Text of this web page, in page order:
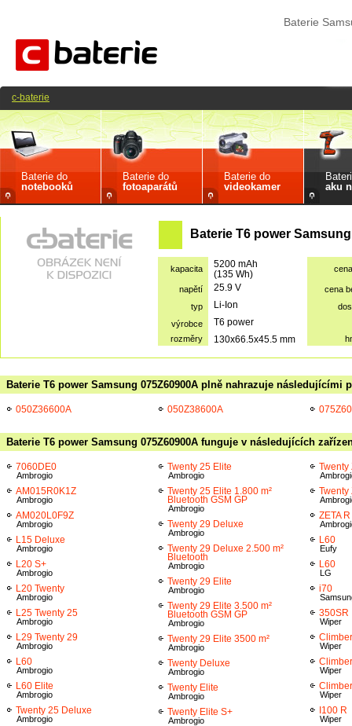
Baterie
Baterie do
notebooků
Baterie do
fotoaparátů
Baterie do
videokamer
aku
Baterie T6 power
kapacita
5200 mAh
(135 Wh)
napětí 25.9 V
cena
typ
Li-Ion
výrobce
T6 power
rozměry 130x66.5x45.5 mm
Baterie T6 power Samsung 075Z60900A plně nahrazuje následujícími
050Z36600A 050Z38600A
Baterie T6 power Samsung 075Z60900A funguje v následujících
7060DE0
Ambrogio
AM015R0K1Z
Ambrogio
AM020L0F9Z
Ambrogio
L15 Deluxe
Ambrogio
L20 S+
Ambrogio
L20 Twenty
Ambrogio
L25 Twenty 25
Ambrogio
L29 Twenty 29
Ambrogio
L60
Ambrogio
L60 Elite
Ambrogio
Twenty 25 Deluxe
Ambrogio
Twenty 25 Elite
Ambrogio
Twenty 25 Elite 1.800 m²
Bluetooth GSM GP
Ambrogio
Twenty 29 Deluxe
Ambrogio
Twenty 29 Deluxe 2.500 m²
Bluetooth
Ambrogio
Twenty 29 Elite
Ambrogio
Twenty 29 Elite 3.500 m²
Bluetooth GSM GP
Ambrogio
Twenty 29 Elite 3500 m²
Ambrogio
Twenty Deluxe
Ambrogio
Twenty Elite
Ambrogio
Twenty Elite S+
Ambrogio
Twenty
Twenty
ZETA R
L60
Eufy
L60
LG
i70
350SR
Wiper
Climber
Wiper
Wiper
Wiper
I100 R
Wiper
c-baterie